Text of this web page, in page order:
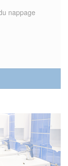
nappage